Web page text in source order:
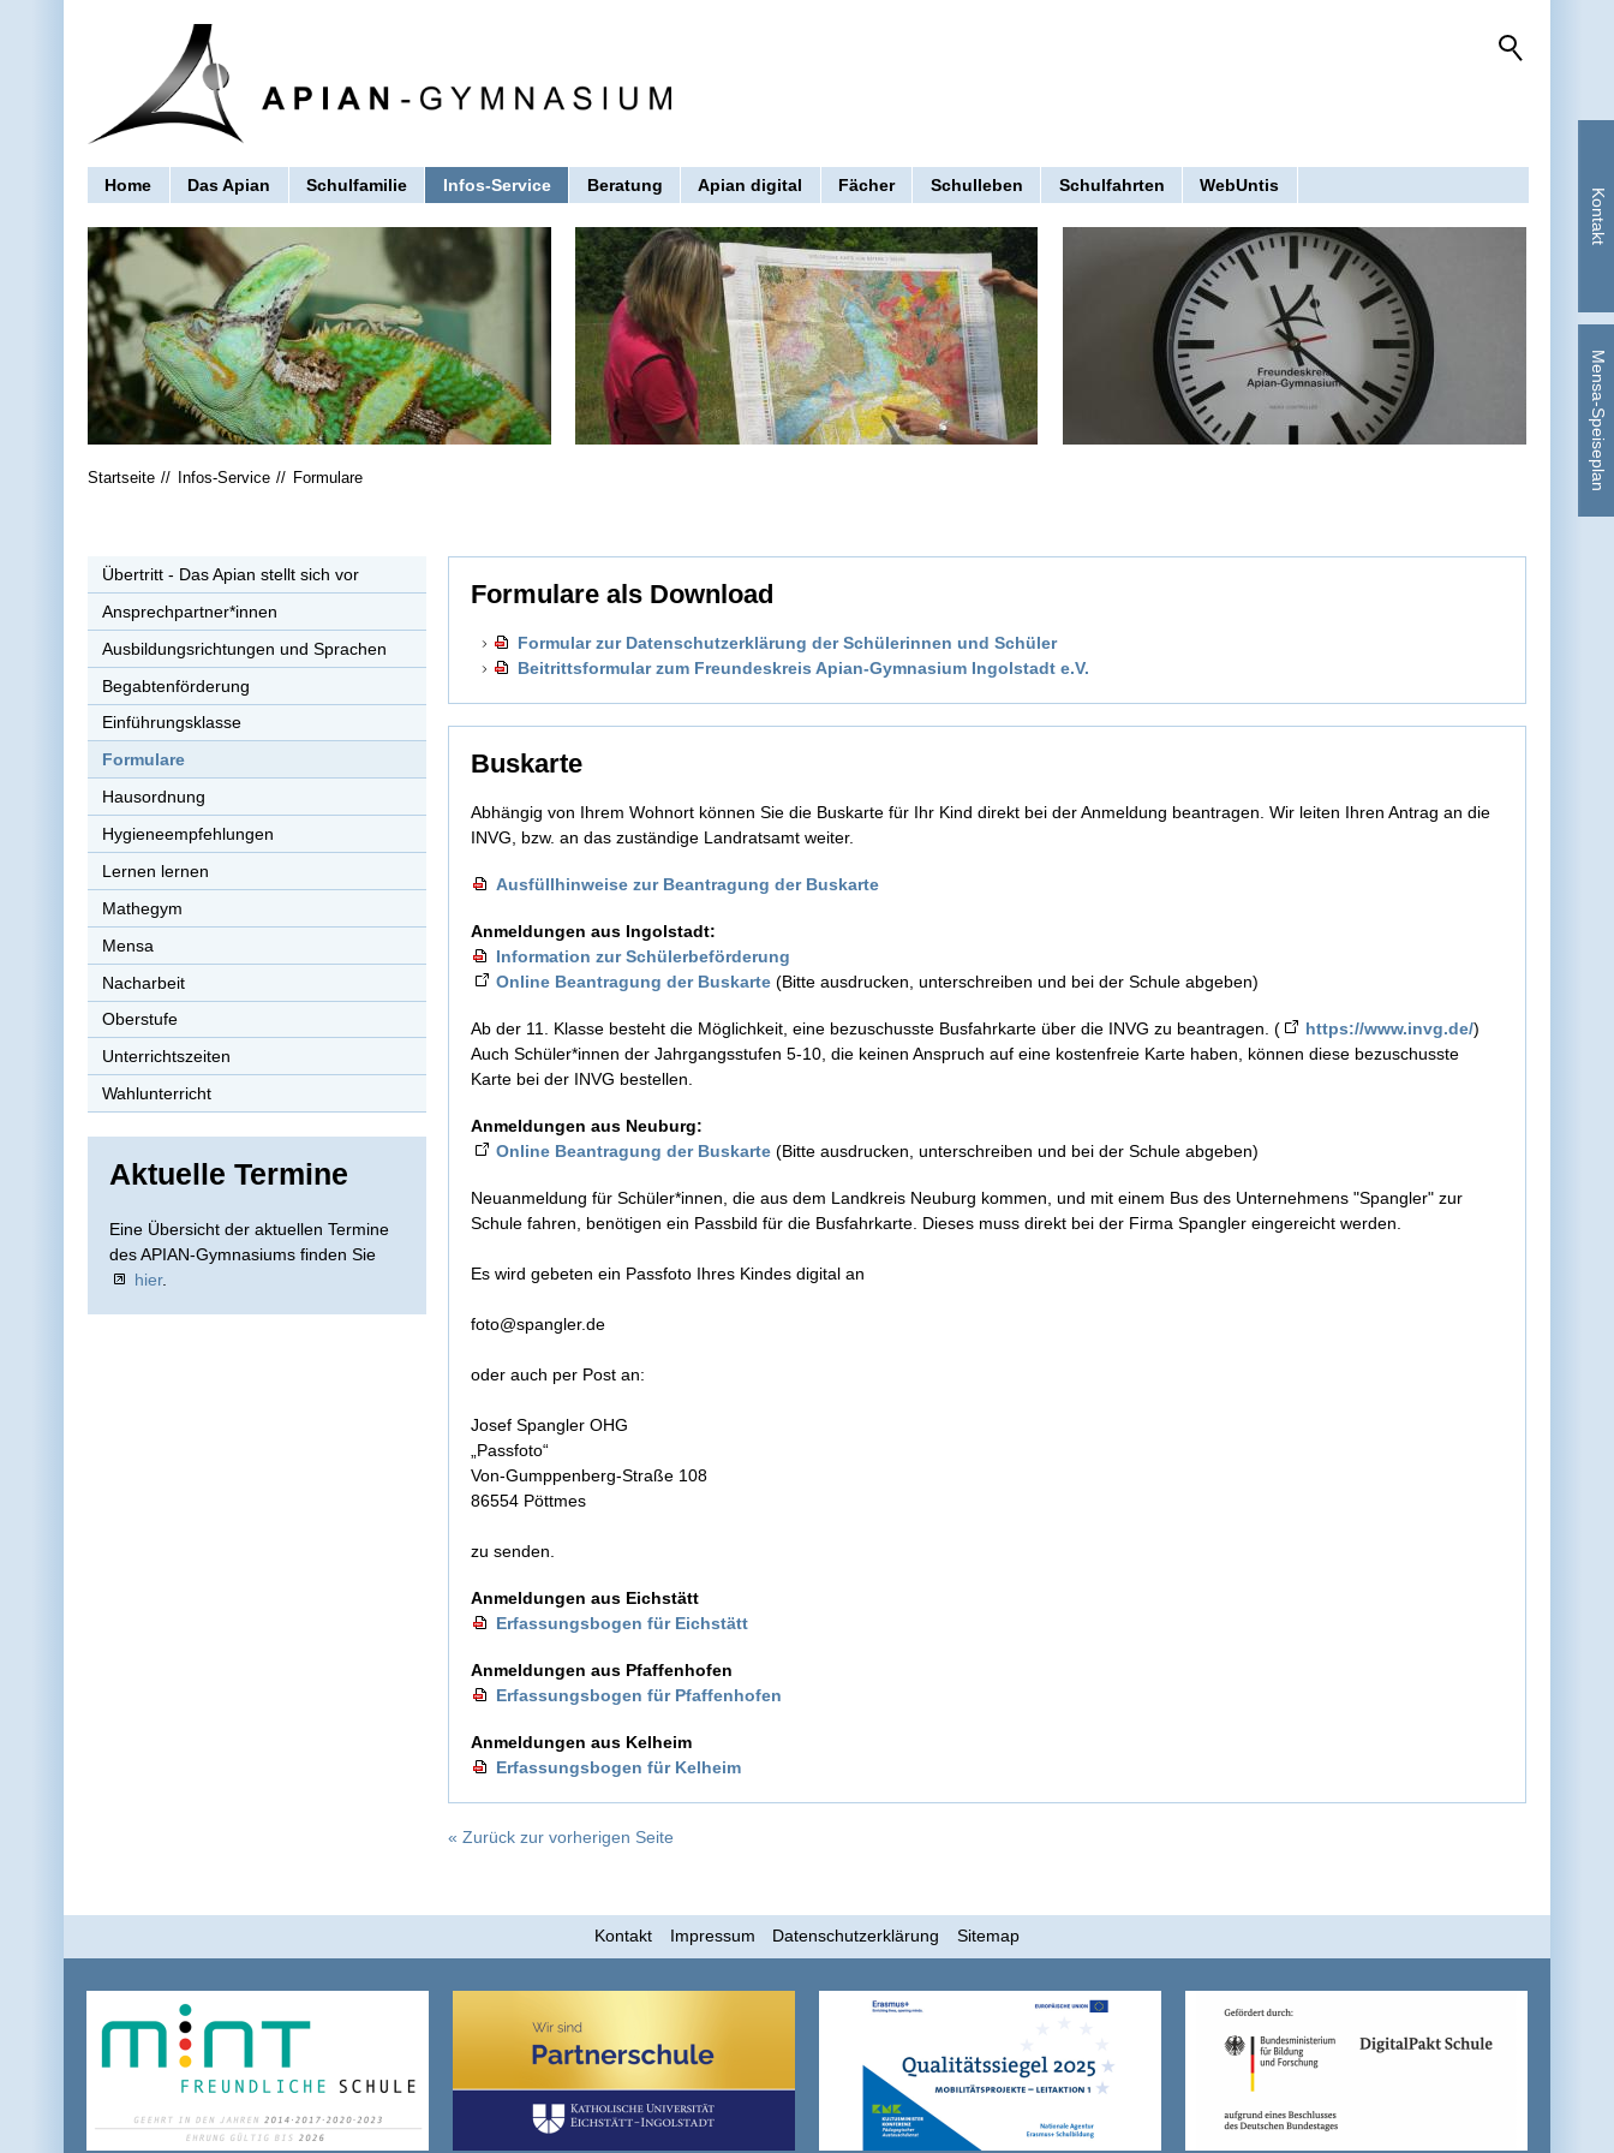
Home Das Apian Schulfamilie Infos-Service Beratung Apian digital Fächer Schulleben Schulfahrten WebUntis
Startseite Infos-Service Formulare
Übertritt - Das Apian stellt sich vor
Ansprechpartner*innen
Ausbildungsrichtungen und Sprachen
Begabtenförderung
Einführungsklasse
Formulare
Hausordnung
Hygieneempfehlungen
Lernen lernen
Mathegym
Mensa
Nacharbeit
Oberstufe
Unterrichtszeiten
Wahlunterricht
Aktuelle Termine
Eine Übersicht der aktuellen Termine
des APIAN-Gymnasiums finden Sie
hier.
Formulare als Download
Formular zur Datenschutzerklärung der Schülerinnen und Schüler
Beitrittsformular zum Freundeskreis Apian-Gymnasium Ingolstadt e.V.
Buskarte
Abhängig von Ihrem Wohnort können Sie die Buskarte für Ihr Kind direkt bei der Anmeldung beantragen. Wir leiten Ihren Antrag an die
INVG, bzw. an das zuständige Landratsamt weiter.
Ausfüllhinweise zur Beantragung der Buskarte
Anmeldungen aus Ingolstadt:
Information zur Schülerbeförderung
Online Beantragung der Buskarte (Bitte ausdrucken, unterschreiben und bei der Schule abgeben)
Ab der 11. Klasse besteht die Möglichkeit, eine bezuschusste Busfahrkarte über die INVG zu beantragen. ( https://www.invg.de/)
Auch Schüler*innen der Jahrgangsstufen 5-10, die keinen Anspruch auf eine kostenfreie Karte haben, können diese bezuschusste
Karte bei der INVG bestellen.
Anmeldungen aus Neuburg:
Online Beantragung der Buskarte (Bitte ausdrucken, unterschreiben und bei der Schule abgeben)
Neuanmeldung für Schüler*innen, die aus dem Landkreis Neuburg kommen, und mit einem Bus des Unternehmens "Spangler" zur
Schule fahren, benötigen ein Passbild für die Busfahrkarte. Dieses muss direkt bei der Firma Spangler eingereicht werden.
Es wird gebeten ein Passfoto Ihres Kindes digital an
foto@spangler.de
oder auch per Post an:
Josef Spangler OHG
„Passfoto“
Von-Gumppenberg-Straße 108
86554 Pöttmes
zu senden.
Anmeldungen aus Eichstätt
Erfassungsbogen für Eichstätt
Anmeldungen aus Pfaffenhofen
Erfassungsbogen für Pfaffenhofen
Anmeldungen aus Kelheim
Erfassungsbogen für Kelheim
« Zurück zur vorherigen Seite
Kontakt
Mensa-Speiseplan
Kontakt Impressum Datenschutzerklärung Sitemap